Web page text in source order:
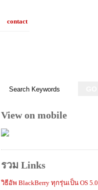
contact
View on mobile
รวม Links
วิธีอัพ BlackBerry ทุกรุ่นเป็น OS 5.0